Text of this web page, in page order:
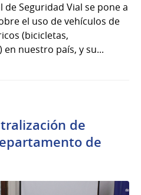
Seguridad Vial se pone a
el uso de vehículos de
(bicicletas,
nuestro país, y su...
de
de